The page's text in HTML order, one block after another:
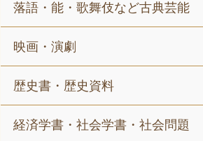
落語・能・歌舞伎など古典芸能
映画・演劇
歴史書・歴史資料
経済学書・社会学書・社会問題